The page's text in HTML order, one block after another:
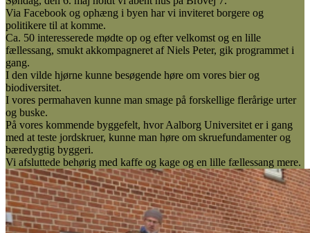
Via Facebook og ophæng i byen har vi inviteret borgere og
politikere til at komme.
Ca. 50 interesserede mødte op og efter velkomst og en lille
fællessang, smukt akkompagneret af Niels Peter, gik programmet i
gang.
I den vilde hjørne kunne besøgende høre om vores bier og
biodiversitet.
I vores permahaven kunne man smage på forskellige flerårige urter
og buske.
På vores kommende byggefelt, hvor Aalborg Universitet er i gang
med at teste jordskruer, kunne man høre om skruefundamenter og
bæredygtig byggeri.
Vi afsluttede behørig med kaffe og kage og en lille fællessang mere.